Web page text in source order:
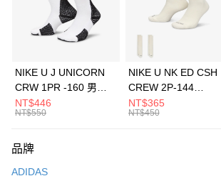
合作金庫商業銀行
第一商業銀行
華南商業銀行
彰化商業銀行
上海商業儲蓄銀行
元大商業銀行
台灣樂天信用卡公司
Apple Pay
全盈+PAY
AFTEE先享後付
【關於「AFTEE先享後付」】
便利好安心！
運送方式
NIKE U J UNICORN
CRW 1PR -160 男女
中統襪 FZ3393100
NT$446
NT$550
NIKE U NK ED CSH
CREW 2P-144
EMBRDY 男女 短統襪
FZ3073133
NT$365
NT$450
品牌
ADIDAS